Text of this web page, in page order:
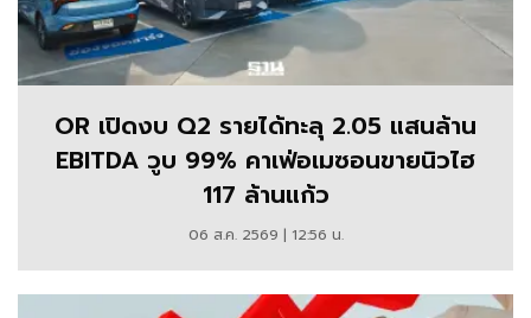
OR เปิดงบ Q2 รายได้ทะลุ 2.05 แสนล้าน
EBITDA วูบ 99% คาเฟ่อเมซอนขายนิวไฮ
117 ล้านแก้ว
06 ส.ค. 2569 | 12:56 น.